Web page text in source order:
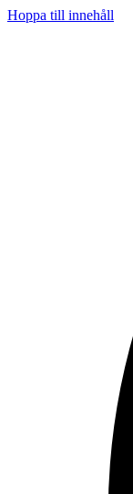
Hoppa till innehåll